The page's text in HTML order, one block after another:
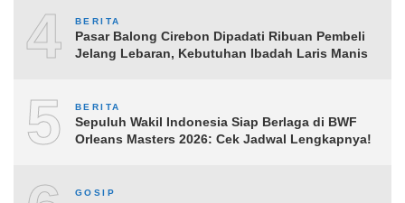
4 BERITA
Pasar Balong Cirebon Dipadati Ribuan Pembeli
Jelang Lebaran, Kebutuhan Ibadah Laris Manis
5 BERITA
Sepuluh Wakil Indonesia Siap Berlaga di BWF
Orleans Masters 2026: Cek Jadwal Lengkapnya!
GOSIP